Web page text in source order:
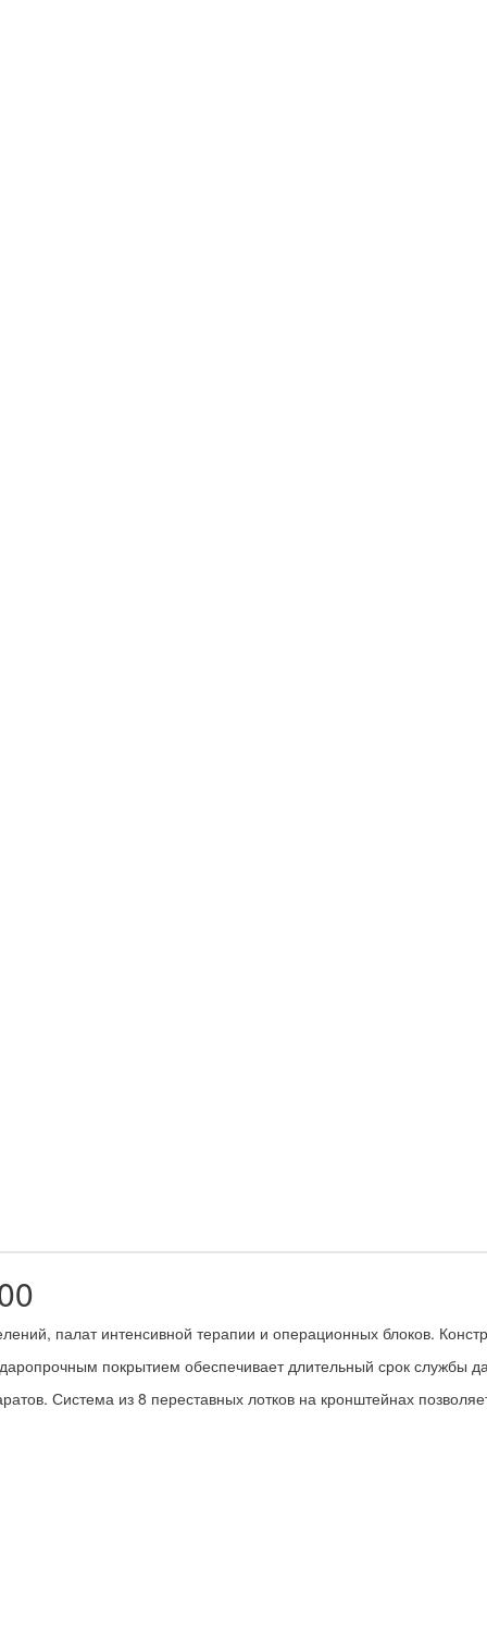
палат интенсивной терапии и операционных блоков.
покрытием обеспечивает длительный срок
Система из 8 переставных лотков на кронштейнах